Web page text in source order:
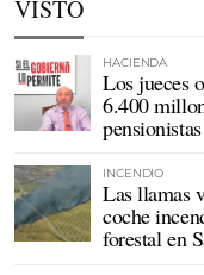
VISTO
HACIENDA
Los jueces
6.400
INCENDIO
Las llamas
coche
forestal en